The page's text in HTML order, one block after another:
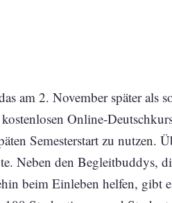
am 2. November später als
Online-
Semesterstart zu nutzen.
Neben den Begleitbuddys,
beim Einleben helfen, gibt